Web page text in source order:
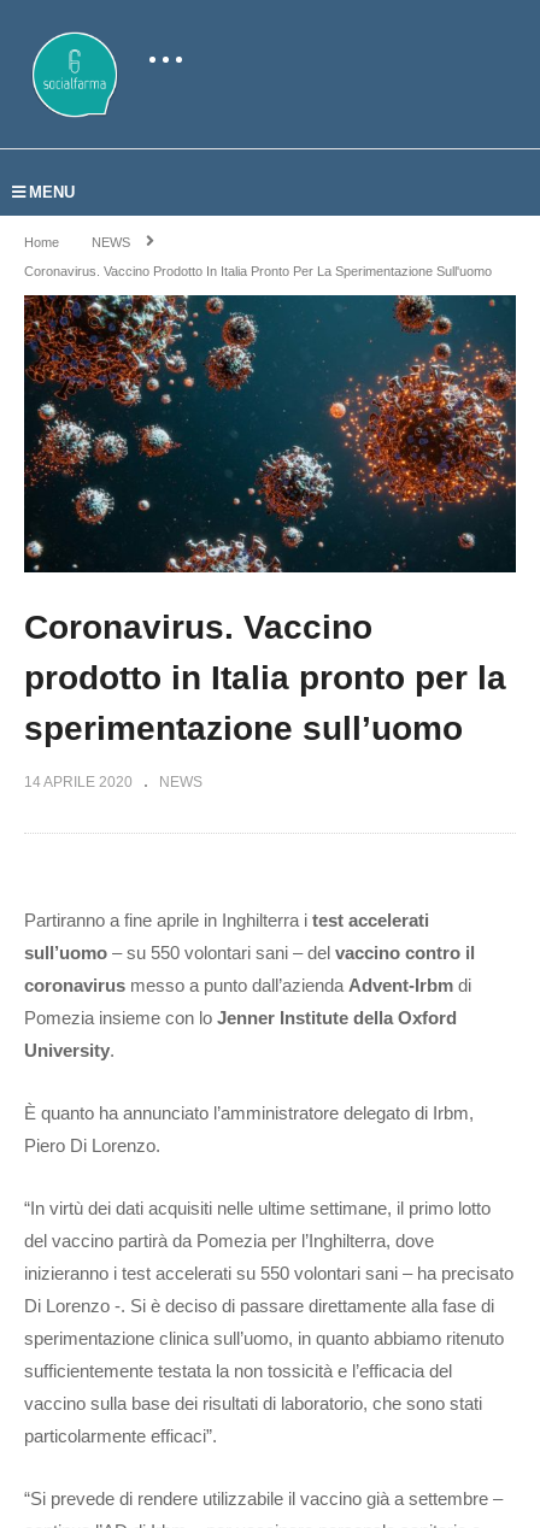
MENU
Home
NEWS
Coronavirus. Vaccino Prodotto In Italia Pronto Per La Sperimentazione Sull'uomo
Coronavirus. Vaccino
prodotto in Italia pronto per la
sperimentazione sull’uomo
14 APRILE 2020 NEWS
Partiranno a fine aprile in Inghilterra i test accelerati
sull’uomo – su 550 volontari sani – del vaccino contro il
coronavirus messo a punto dall’azienda Advent-Irbm di
Pomezia insieme con lo Jenner Institute della Oxford
University.
È quanto ha annunciato l’amministratore delegato di Irbm,
Piero Di Lorenzo.
“In virtù dei dati acquisiti nelle ultime settimane, il primo lotto
del vaccino partirà da Pomezia per l’Inghilterra, dove
inizieranno i test accelerati su 550 volontari sani – ha precisato
Di Lorenzo -. Si è deciso di passare direttamente alla fase di
sperimentazione clinica sull’uomo, in quanto abbiamo ritenuto
sufficientemente testata la non tossicità e l’efficacia del
vaccino sulla base dei risultati di laboratorio, che sono stati
particolarmente efficaci”.
“Si prevede di rendere utilizzabile il vaccino già a settembre –